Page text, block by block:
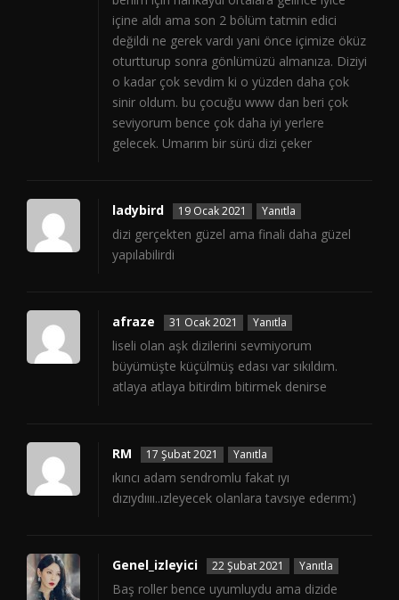
içine aldı ama son 2 bölüm tatmin edici
değildi ne gerek vardı yani önce içimize öküz
oturtturup sonra gönlümüzü almanıza. Diziyi
o kadar çok sevdim ki o yüzden daha çok
sinir oldum. bu çocuğu www dan beri çok
seviyorum bence çok daha iyi yerlere
gelecek. Umarım bir sürü dizi çeker
ladybird 19 Ocak 2021 Yanıtla
dizi gerçekten güzel ama finali daha güzel
yapılabilirdi
afraze 31 Ocak 2021 Yanıtla
liseli olan aşk dizilerini sevmiyorum
büyümüşte küçülmüş edası var sıkıldım.
atlaya atlaya bitirdim bitirmek denirse
RM 17 Şubat 2021 Yanıtla
ıkıncı adam sendromlu fakat ıyı
dızıydıııı..ızleyecek olanlara tavsıye ederım:)
Genel_izleyici 22 Şubat 2021 Yanıtla
Baş roller bence uyumluydu ama dizide